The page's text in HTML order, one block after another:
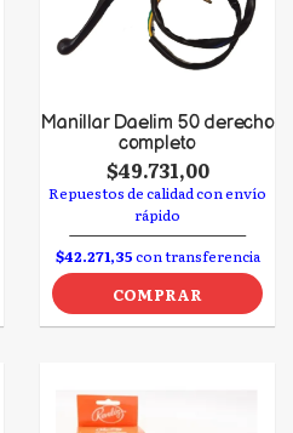
Manillar Daelim 50 derecho
completo
$49.731,00
Repuestos de calidad con envío
rápido
$42.271,35con transferencia
COMPRAR